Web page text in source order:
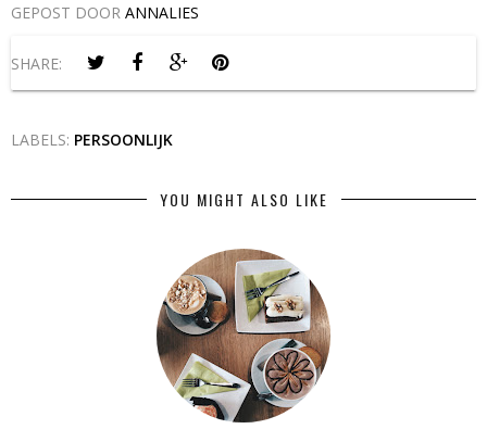
GEPOST DOOR ANNALIES
SHARE:
LABELS: PERSOONLIJK
YOU MIGHT ALSO LIKE